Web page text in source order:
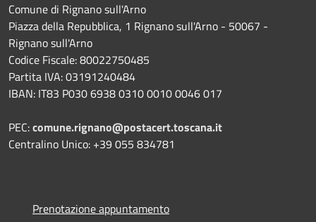
Comune di Rignano sull'Arno
Piazza della Repubblica, 1 Rignano sull'Arno - 50067 -
Rignano sull'Arno
Codice Fiscale: 80022750485
Partita IVA: 03191240484
IBAN: IT83 P030 6938 0310 0010 0046 017
PEC:comune.rignano@postacert.toscana.it
Centralino Unico: +39 055 834781
Prenotazione appuntamento